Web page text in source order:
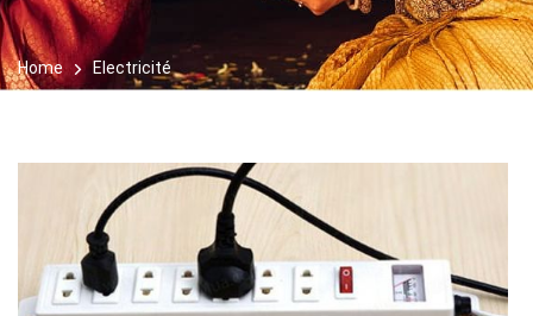
Home Electricité